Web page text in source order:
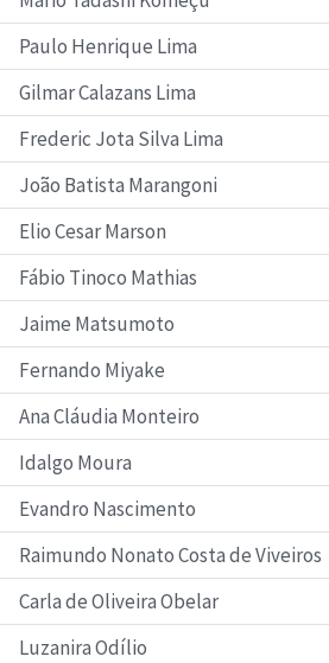
Paulo Henrique Lima
Gilmar Calazans Lima
Frederic Jota Silva Lima
João Batista Marangoni
Elio Cesar Marson
Fábio Tinoco Mathias
Jaime Matsumoto
Fernando Miyake
Ana Cláudia Monteiro
Idalgo Moura
Evandro Nascimento
Raimundo Nonato Costa de Viveiros
Carla de Oliveira Obelar
Luzanira Odílio